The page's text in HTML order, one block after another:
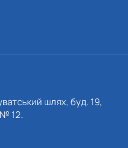
шлях, буд. 19,
12.